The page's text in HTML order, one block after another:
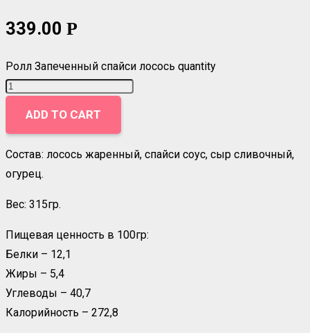
339.00 Р
Ролл Запеченный спайси лосось quantity
ADD TO CART
Состав: лосось жаренный, спайси соус, сыр сливочный,
огурец.
Вес: 315гр.
Пищевая ценность в 100гр:
Белки – 12,1
Жиры – 5,4
Углеводы – 40,7
Калорийность – 272,8